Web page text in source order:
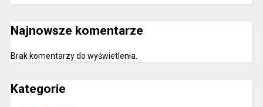
Najnowsze komentarze
Brak komentarzy do wyświetlenia.
Kategorie